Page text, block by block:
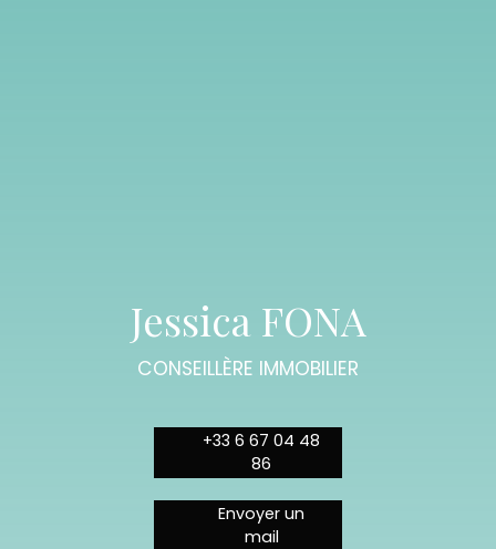
Jessica FONA
CONSEILLÈRE IMMOBILIER
+33 6 67 04 48
86
Envoyer un
mail